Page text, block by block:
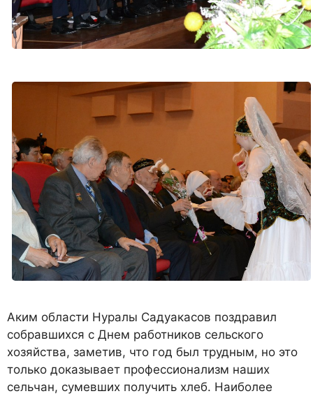
Аким области Нуралы Садуакасов поздравил
собравшихся с Днем работников сельского
хозяйства, заметив, что год был трудным, но это
только доказывает профессионализм наших
сельчан, сумевших получить хлеб. Наиболее